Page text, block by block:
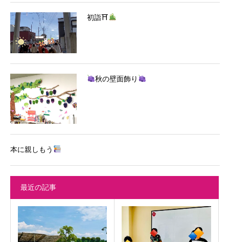
初詣⛩
秋の壁面飾り
本に親しもう
最近の記事